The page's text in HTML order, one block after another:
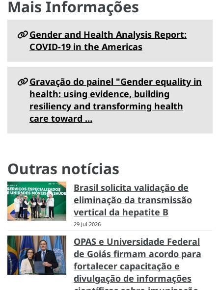
Mais Informações
Gender and Health Analysis Report:
COVID-19 in the Americas
Gravação do painel "Gender equality in
health: using evidence, building
resiliency and transforming health
care toward …
Outras notícias
Brasil solicita validação de
eliminação da transmissão
vertical da hepatite B
29 Jul 2026
OPAS e Universidade Federal
de Goiás firmam acordo para
fortalecer capacitação e
divulgação de informações